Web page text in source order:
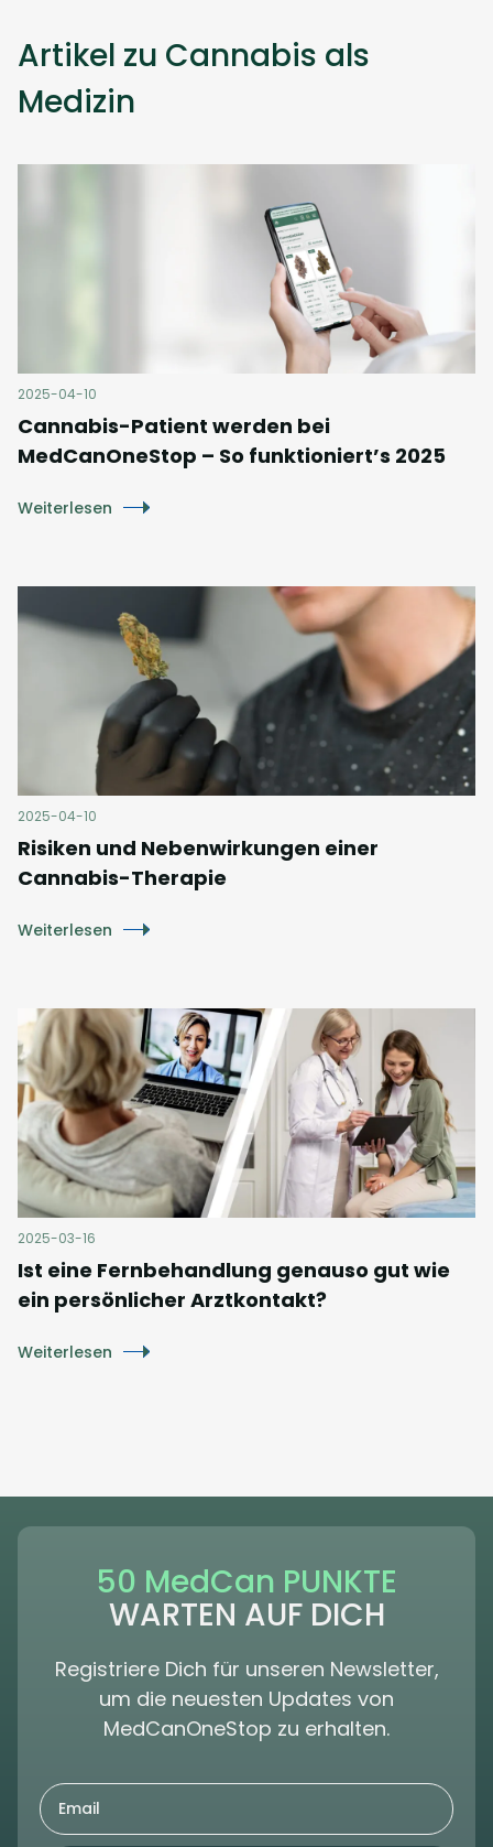
Artikel zu Cannabis als
Medizin
2025-04-10
Cannabis-Patient werden bei
MedCanOneStop – So funktioniert’s 2025
Weiterlesen
2025-04-10
Risiken und Nebenwirkungen einer
Cannabis-Therapie
Weiterlesen
2025-03-16
Ist eine Fernbehandlung genauso gut wie
ein persönlicher Arztkontakt?
Weiterlesen
50 MedCan PUNKTE
WARTEN AUF DICH
Registriere Dich für unseren Newsletter,
um die neuesten Updates von
MedCanOneStop zu erhalten.